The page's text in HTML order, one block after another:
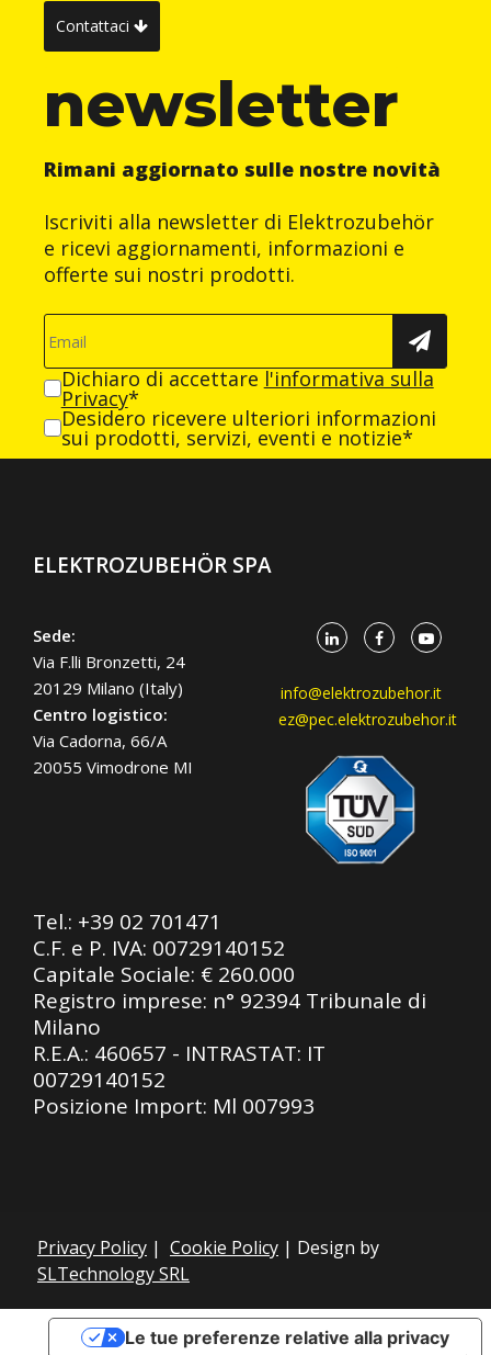
Contattaci
newsletter
Rimani aggiornato sulle nostre novità
Iscriviti alla newsletter di Elektrozubehör
e ricevi aggiornamenti, informazioni e
offerte sui nostri prodotti.
Dichiaro di accettare l'informativa sulla
Privacy*
Desidero ricevere ulteriori informazioni
sui prodotti, servizi, eventi e notizie*
ELEKTROZUBEHÖR SPA
Sede:
Via F.lli Bronzetti, 24
20129 Milano (Italy)
Centro logistico:
Via Cadorna, 66/A
20055 Vimodrone MI
info@elektrozubehor.it
ez@pec.elektrozubehor.it
Tel.: +39 02 701471
C.F. e P. IVA: 00729140152
Capitale Sociale: € 260.000
Registro imprese: n° 92394 Tribunale di
Milano
R.E.A.: 460657 - INTRASTAT: IT
00729140152
Posizione Import: Ml 007993
Privacy Policy | Cookie Policy | Design by
SLTechnology SRL
Le tue preferenze relative alla privacy